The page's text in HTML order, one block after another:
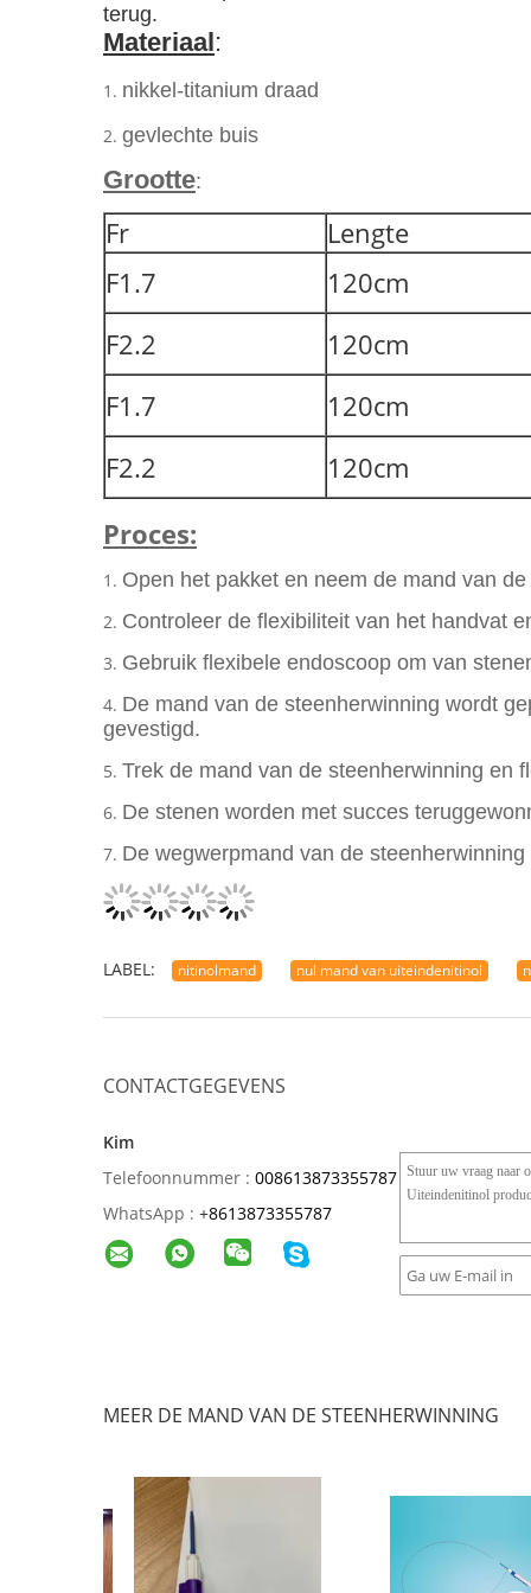
terug.
Materiaal:
1. nikkel-titanium draad
2. gevlechte buis
Grootte:
Fr
Lengte
F1.7
120cm
F2.2
120cm
F1.7
120cm
F2.2
120cm
Proces:
1. Open het pakket en neem de mand van
2. Controleer de flexibiliteit van het handvat
3. Gebruik flexibele endoscoop om van
4. De mand van de steenherwinning wordt
gevestigd.
5. Trek de mand van de steenherwinning en
6. De stenen worden met succes
7. De wegwerpmand van de
LABEL: nitinolmand nul mand van uiteindenitinol
CONTACTGEGEVENS
Kim
Telefoonnummer : 008613873355787
WhatsApp : +8613873355787
MEER DE MAND VAN DE STEENHERWINNING